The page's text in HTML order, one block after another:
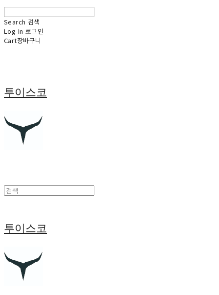
Search 검색
Log In 로그인
Cart장바구니
투이스코
투이스코